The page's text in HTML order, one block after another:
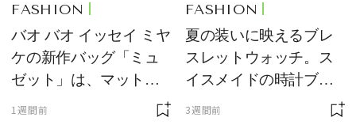
FASHION
バオ バオ イッセイ ミヤ
ケの新作バッグ「ミュ
ゼット」は、マットな
1週間前
FASHION
夏の装いに映えるブレ
スレットウォッチ。ス
イスメイドの時計ブラ
ンド【フレデリック・
3週間前